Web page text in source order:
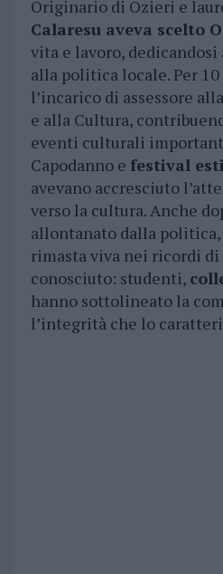
Originario di Ozieri e
Calaresu aveva scelto
vita e lavoro,
alla politica locale. Per
l’incarico di assessore
e alla Cultura,
eventi culturali
Capodanno e festival
avevano accresciuto
verso la cultura. Anche
allontanato dalla politica,
rimasta viva nei ricordi di
conosciuto: studenti,
hanno sottolineato la
l’integrità che lo